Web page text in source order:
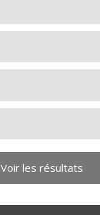
Voir les résultats